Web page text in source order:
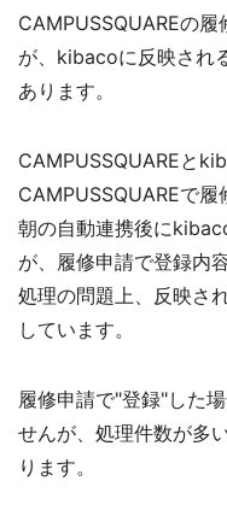
CAMPUSSQUAREの履
が、 kibacoに反映され
あります。
CAMPUSSQUAREと
CAMPUSSQUAREで
朝の自動連携後に
が、履修申請で登録内
処理の問題上、反映さ
しています。
履修申請で"登録"した
せんが、処理件数が多
ります。